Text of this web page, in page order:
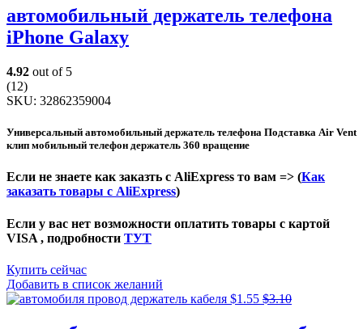
автомобильный держатель телефона
iPhone Galaxy
4.92 out of 5
(12)
SKU: 32862359004
Универсальный автомобильный держатель телефона Подставка Air Vent
клип мобильный телефон держатель 360 вращение
Если не знаете как заказть с AliExpress то вам => (Как
заказать товары с AliExpress)
Если у вас нет возможности оплатить товары с картой
VISA , подробности ТУТ
Купить сейчас
Добавить в список желаний
$1.55 $3.10